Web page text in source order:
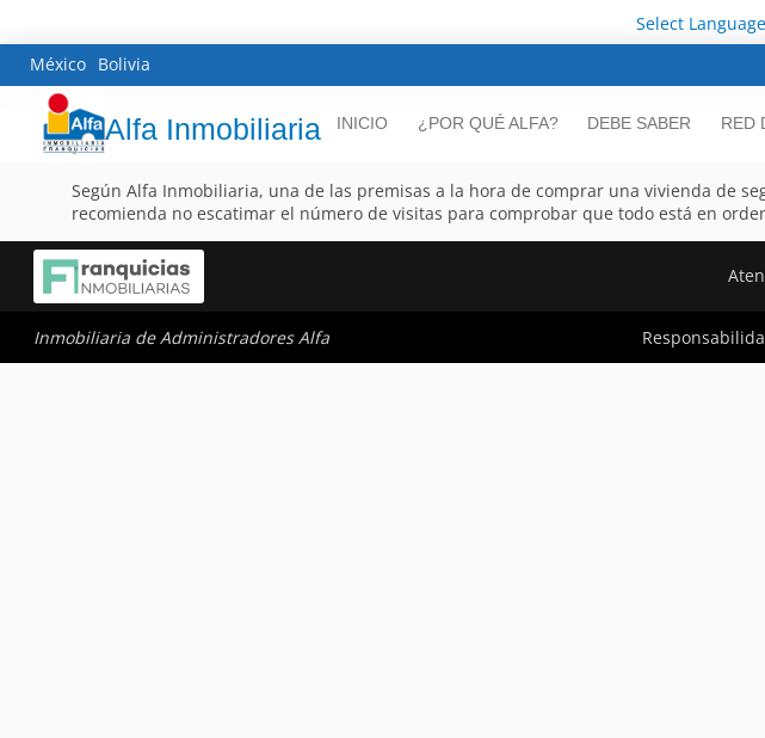
Select Language
México Bolivia
Alfa Inmobiliaria INICIO ¿POR QUÉ ALFA? DEBE SABER RED
Según Alfa Inmobiliaria, una de las premisas a la hora de comprar una vivienda de
recomienda no escatimar el número de visitas para comprobar que todo está en
Inmobiliaria de Administradores Alfa